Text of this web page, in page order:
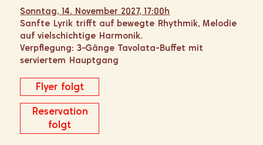
Sonntag, 14. November 2027, 17:00h
Sanfte Lyrik trifft auf bewegte Rhythmik, Melodie
auf vielschichtige Harmonik.
Verpflegung: 3-Gänge Tavolata-Buffet mit
serviertem Hauptgang
Flyer folgt
Reservation
folgt